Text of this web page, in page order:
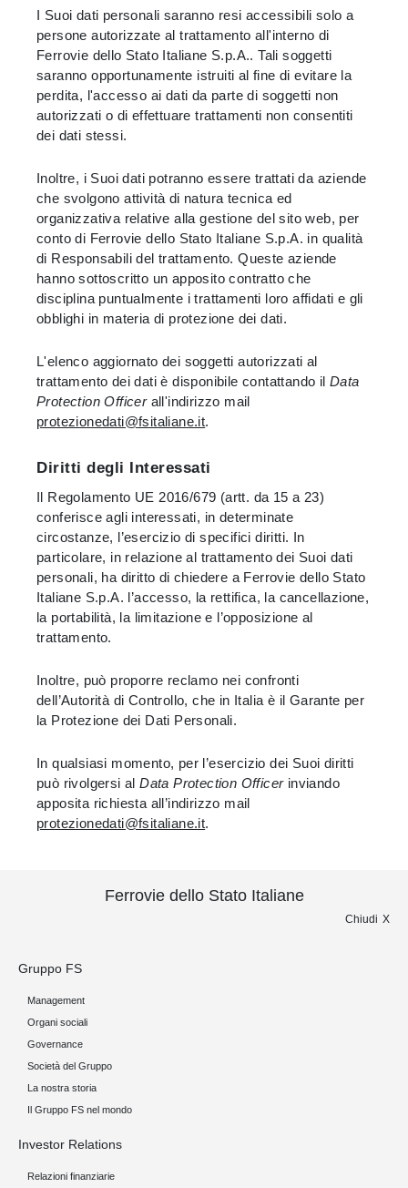
I Suoi dati personali saranno resi accessibili solo a
persone autorizzate al trattamento all'interno di
Ferrovie dello Stato Italiane S.p.A.. Tali soggetti
saranno opportunamente istruiti al fine di evitare la
perdita, l'accesso ai dati da parte di soggetti non
autorizzati o di effettuare trattamenti non consentiti
dei dati stessi.
Inoltre, i Suoi dati potranno essere trattati da aziende
che svolgono attività di natura tecnica ed
organizzativa relative alla gestione del sito web, per
conto di Ferrovie dello Stato Italiane S.p.A. in qualità
di Responsabili del trattamento. Queste aziende
hanno sottoscritto un apposito contratto che
disciplina puntualmente i trattamenti loro affidati e gli
obblighi in materia di protezione dei dati.
L'elenco aggiornato dei soggetti autorizzati al
trattamento dei dati è disponibile contattando il Data
Protection Officerall'indirizzo mail
protezionedati@fsitaliane.it.
Diritti degli Interessati
Il Regolamento UE 2016/679 (artt. da 15 a 23)
conferisce agli interessati, in determinate
circostanze, l’esercizio di specifici diritti. In
particolare, in relazione al trattamento dei Suoi dati
personali, ha diritto di chiedere a Ferrovie dello Stato
Italiane S.p.A. l’accesso, la rettifica, la cancellazione,
la portabilità, la limitazione e l’opposizione al
trattamento.
Inoltre, può proporre reclamo nei confronti
dell’Autorità di Controllo, che in Italia è il Garante per
la Protezione dei Dati Personali.
In qualsiasi momento, per l’esercizio dei Suoi diritti
può rivolgersi alData Protection Officerinviando
apposita richiesta all’indirizzo mail
protezionedati@fsitaliane.it.
Ferrovie dello Stato Italiane
Chiudi
Gruppo FS
Management
Organi sociali
Governance
Società del Gruppo
La nostra storia
Il Gruppo FS nel mondo
Investor Relations
Relazioni finanziarie